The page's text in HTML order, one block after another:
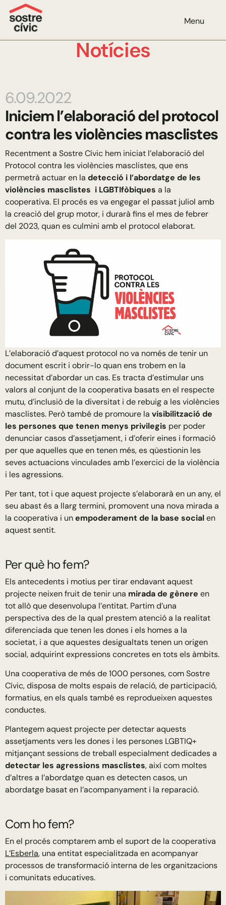
Menu
Notícies
6.09.2022
Iniciem l’elaboració del protocol
contra les violències masclistes
Recentment a Sostre Cívic hem iniciat l’elaboració del
Protocol contra les violències masclistes, que ens
permetrà actuar en la detecció i l’abordatge de les
violències masclistes i LGBTIfòbiques a la
cooperativa. El procés es va engegar el passat juliol amb
la creació del grup motor, i durarà fins el mes de febrer
del 2023, quan es culmini amb el protocol elaborat.
L’elaboració d’aquest protocol no va només de tenir un
document escrit i obrir-lo quan ens trobem en la
necessitat d’abordar un cas. Es tracta d’estimular uns
valors al conjunt de la cooperativa basats en el respecte
mutu, d’inclusió de la diversitat i de rebuig a les violències
masclistes. Però també de promoure la visibilització de
les persones que tenen menys privilegis per poder
denunciar casos d’assetjament, i d’oferir eines i formació
per que aquelles que en tenen més, es qüestionin les
seves actuacions vinculades amb l’exercici de la violència
i les agressions.
Per tant, tot i que aquest projecte s’elaborarà en un any, el
seu abast és a llarg termini, promovent una nova mirada a
la cooperativa i unempoderament de la base socialen
aquest sentit.
Per què ho fem?
Els antecedents i motius per tirar endavant aquest
projecte neixen fruit de tenir una mirada de gènere en
tot allò que desenvolupa l’entitat. Partim d’una
perspectiva des de la qual prestem atenció a la realitat
diferenciada que tenen les dones i els homes a la
societat, i a que aquestes desigualtats tenen un origen
social, adquirint expressions concretes en tots els àmbits.
Una cooperativa de més de 1000 persones, com Sostre
Cívic, disposa de molts espais de relació, de participació,
formatius, en els quals també es reprodueixen aquestes
conductes.
Plantegem aquest projecte per detectar aquests
assetjaments vers les dones i les persones LGBTIQ+
mitjançant sessions de treball especialment dedicades a
detectar les agressions masclistes, així com moltes
d’altres a l’abordatge quan es detecten casos, un
abordatge basat en l’acompanyament i la reparació.
Com ho fem?
En el procés comptarem amb el suport de la cooperativa
L’Esberla, una entitat especialitzada en acompanyar
processos de transformació interna de les organitzacions
i comunitats educatives.